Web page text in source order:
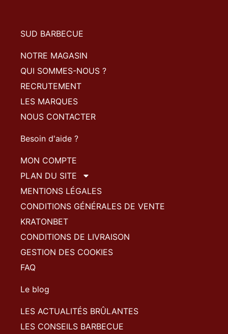
SUD BARBECUE
NOTRE MAGASIN
QUI SOMMES-NOUS ?
RECRUTEMENT
LES MARQUES
NOUS CONTACTER
Besoin d'aide ?
MON COMPTE
PLAN DU SITE
MENTIONS LÉGALES
CONDITIONS GÉNÉRALES DE VENTE
KRATONBET
CONDITIONS DE LIVRAISON
GESTION DES COOKIES
FAQ
Le blog
LES ACTUALITÉS BRÛLANTES
LES CONSEILS BARBECUE